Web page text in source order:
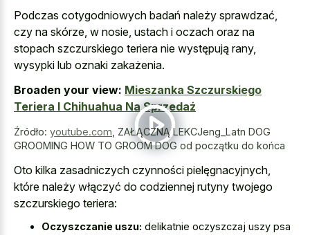
Podczas cotygodniowych badań należy sprawdzać,
czy na skórze, w nosie, ustach i oczach oraz na
stopach szczurskiego teriera nie występują rany,
wysypki lub oznaki zakażenia.
Broaden your view: Mieszanka Szczurskiego
Teriera I Chihuahua Na Sprzedaż
Źródło: youtube.com ZAŁĄCZNĄ LEKCJeng_Latn DOG
GROOMING HOW TO GROOM DOG od początku do końca
Oto kilka zasadniczych czynności pielęgnacyjnych,
które należy włączyć do codziennej rutyny twojego
szczurskiego teriera:
Oczyszczanie uszu: delikatnie oczyszczaj uszy psa